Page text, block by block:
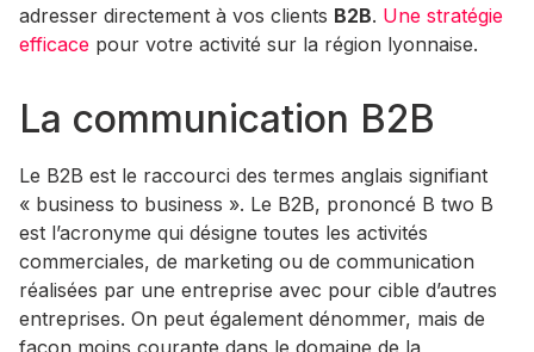
adresser directement à vos clients B2B. Une stratégie
efficace pour votre activité sur la région lyonnaise.
La communication B2B
Le B2B est le raccourci des termes anglais signifiant
« business to business ». Le B2B, prononcé B two B
est l’acronyme qui désigne toutes les activités
commerciales, de marketing ou de communication
réalisées par une entreprise avec pour cible d’autres
entreprises. On peut également dénommer, mais de
façon moins courante dans le domaine de la